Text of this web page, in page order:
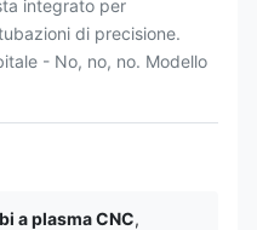
integrato per
di precisione.
- No, no, no. Modello
a plasma CNC,